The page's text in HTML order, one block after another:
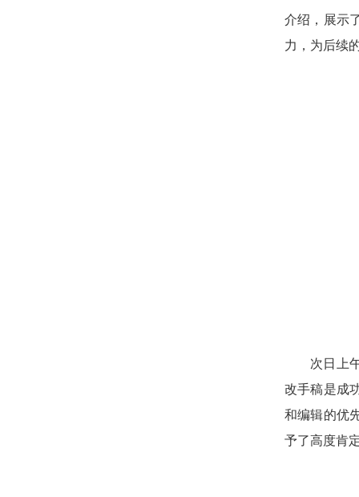
介绍，展示
力，为后续
次日上
改手稿是成
和编辑的优
予了高度肯